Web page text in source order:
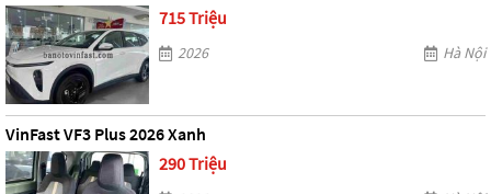
715 Triệu
2026 Hà Nội
VinFast VF3 Plus 2026 Xanh
290 Triệu